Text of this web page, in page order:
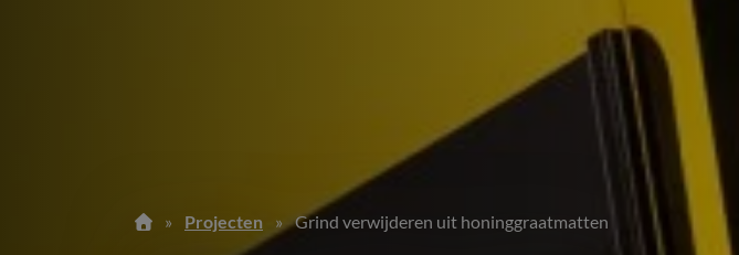
» Projecten » Grind verwijderen uit honinggraatmatten